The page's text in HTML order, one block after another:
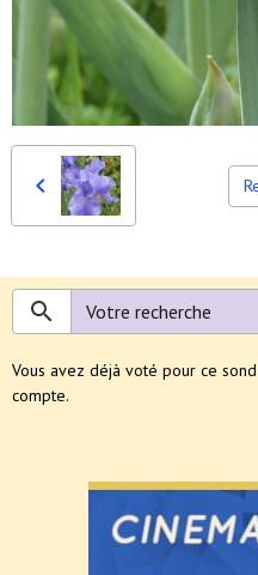
Vous avez déjà voté pour ce
compte.